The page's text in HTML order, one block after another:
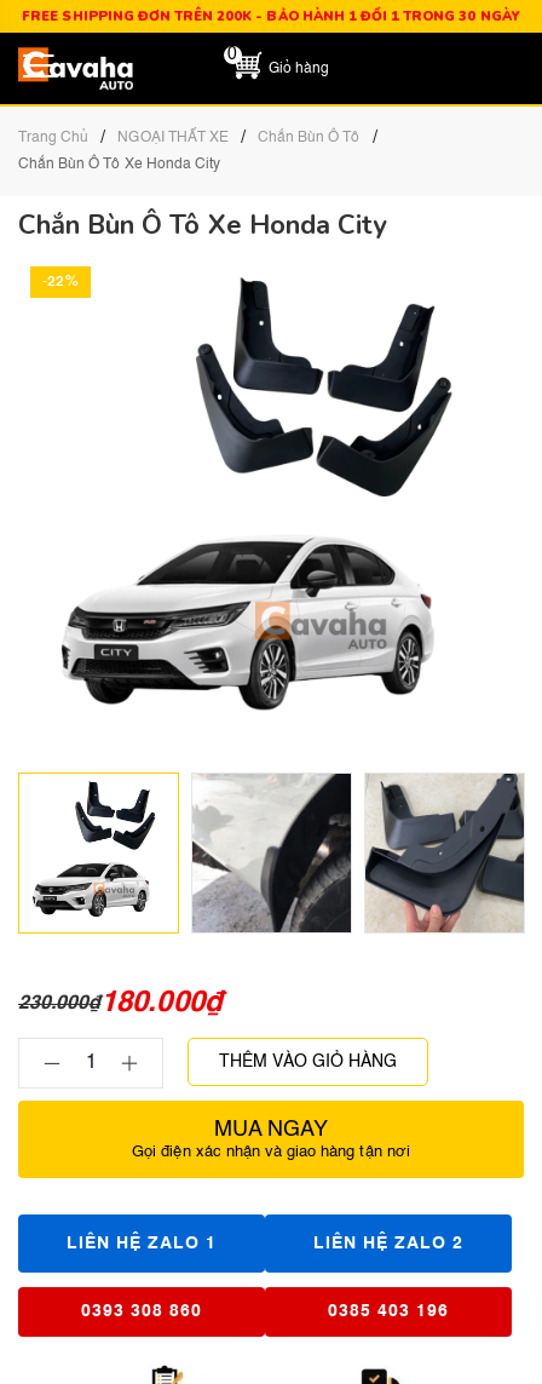
FREE SHIPPING ĐƠN TRÊN 200K - BẢO HÀNH 1 ĐỔI 1 TRONG 30 NGÀY
0
Giỏ hàng
Trang Chủ / NGOẠI THẤT XE / Chắn Bùn Ô Tô /
Chắn Bùn Ô Tô Xe Honda City
Chắn Bùn Ô Tô Xe Honda City
-22%
230.000₫180.000₫
THÊM VÀO GIỎ HÀNG
MUA NGAY
Gọi điện xác nhận và giao hàng tận nơi
LIÊN HỆ ZALO 1 LIÊN HỆ ZALO 2
0393 308 860 0385 403 196